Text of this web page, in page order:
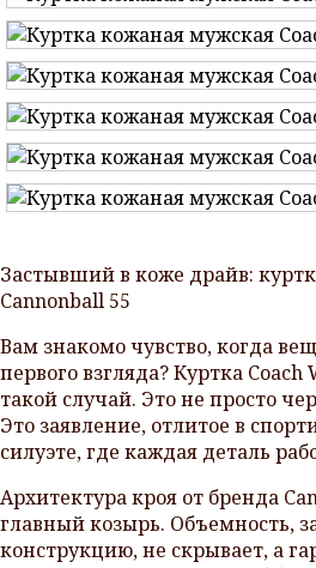
Застывший в коже драйв:
Cannonball 55
Вам знакомо чувство, когда
первого взгляда? Куртка
такой случай. Это не просто
Это заявление, отлитое в
силуэте, где каждая деталь
Архитектура кроя от бренда
главный козырь. Объемность,
конструкцию, не скрывает, а